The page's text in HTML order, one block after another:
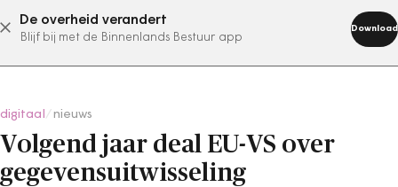
De overheid verandert
Blijf bij met de Binnenlands Bestuur app
Download
abonneer nu
digitaal nieuws
Volgend jaar deal EU-VS over
gegevensuitwisseling